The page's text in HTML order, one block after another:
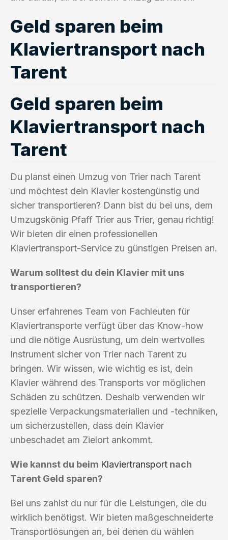
Geld sparen beim
Klaviertransport nach
Tarent
Geld sparen beim
Klaviertransport nach
Tarent
Du planst einen Umzug von Trier nach Tarent
und möchtest dein Klavier kostengünstig und
sicher transportieren? Dann bist du bei uns, dem
Umzugskönig Pfaff Trier aus Trier, genau richtig!
Wir bieten dir einen professionellen
Klaviertransport-Service zu günstigen Preisen an.
Warum solltest du dein Klavier mit uns
transportieren?
Unser erfahrenes Team von Fachleuten für
Klaviertransporte verfügt über das Know-how
und die nötige Ausrüstung, um dein wertvolles
Instrument sicher von Trier nach Tarent zu
bringen. Wir wissen, wie wichtig es ist, dein
Klavier während des Transports vor möglichen
Schäden zu schützen. Deshalb verwenden wir
spezielle Verpackungsmaterialien und -techniken,
um sicherzustellen, dass dein Klavier
unbeschadet am Zielort ankommt.
Wie kannst du beim Klaviertransport nach
Tarent Geld sparen?
Bei uns zahlst du nur für die Leistungen, die du
wirklich benötigst. Wir bieten maßgeschneiderte
Transportlösungen an, bei denen du wählen